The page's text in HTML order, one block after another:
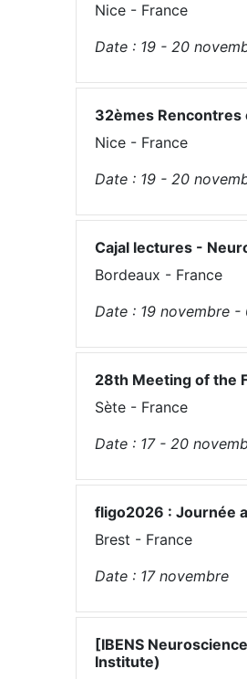
Nice - France
Date : 19 - 20
32èmes Rencontres
Nice - France
Date : 19 - 20
Cajal lectures -
Bordeaux - France
Date : 19 novembre -
28th Meeting of the
Sète - France
Date : 17 - 20
fligo2026 : Journée
Brest - France
Date : 17 novembre
[IBENS
Institute)